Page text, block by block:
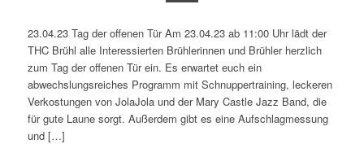
23.04.23 Tag der offenen Tür Am 23.04.23 ab 11:00 Uhr lädt der
THC Brühl alle Interessierten Brühlerinnen und Brühler herzlich
zum Tag der offenen Tür ein. Es erwartet euch ein
abwechslungsreiches Programm mit Schnuppertraining, leckeren
Verkostungen von JolaJola und der Mary Castle Jazz Band, die
für gute Laune sorgt. Außerdem gibt es eine Aufschlagmessung
und […]